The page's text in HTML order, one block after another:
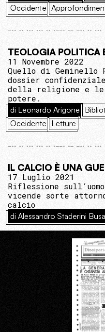
Occidente
TEOLOGIA POLITICA
11 Novembre 2022
Quello di Geminello
dossier
della religione e le
potere.
di Leonardo Arigone
Occidente Letture
IL CALCIO È UNA
17 Luglio 2021
Riflessione
vicende sorte
calcio
di Alessandro Staderini Busa